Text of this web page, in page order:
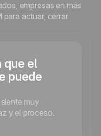
empresas en más
para actuar, cerrar
que el
puede
muy
y el proceso.